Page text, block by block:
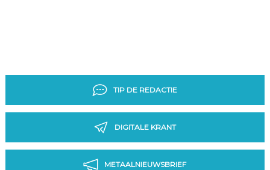
TIP DE REDACTIE
DIGITALE KRANT
METAALNIEUWSBRIEF